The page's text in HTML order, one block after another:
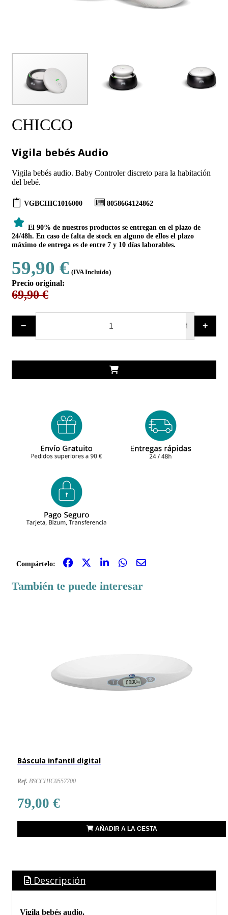
CHICCO
Vigila bebés Audio
Vigila bebés audio. Baby Controler discreto para la habitación
del bebé.
VGBCHIC1016000 8058664124862
El 90% de nuestros productos se entregan en el plazo de
24/48h. En caso de falta de stock en alguno de ellos el plazo
máximo de entrega es de entre 7 y 10 días laborables.
59,90 € (IVA Incluido)
Precio original:
69,90 €
− ud +
Compártelo:
También te puede interesar
Báscula infantil digital
Ref. BSCCHIC0557700
79,00 €
AÑADIR A LA CESTA
Descripción
Vigila bebés audio.